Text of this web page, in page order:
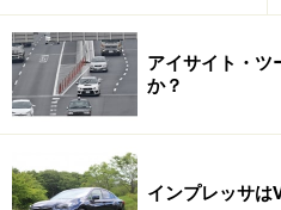
アイサイト・ツ
か？
インプレッサは